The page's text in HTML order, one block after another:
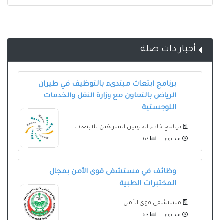
أخبار ذات صلة
برنامج ابتعاث مبتدىء بالتوظيف في طيران
الرياض بالتعاون مع وزارة النقل والخدمات
اللوجستية
برنامج خادم الحرمين الشريفين للابتعاث
منذ يوم
وظائف في مستشفى قوى الأمن بمجال
المختبرات الطبية
مستشفى قوى الأمن
منذ يوم